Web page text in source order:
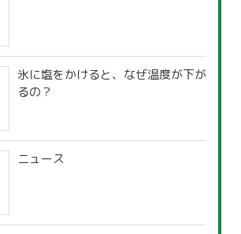
氷に塩をかけると、なぜ温度が下が
るの？
ニュース